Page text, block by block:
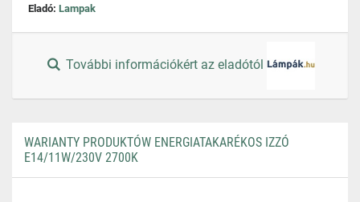
Eladó: Lampak
További információkért az eladótól
WARIANTY PRODUKTÓW ENERGIATAKARÉKOS IZZÓ
E14/11W/230V 2700K